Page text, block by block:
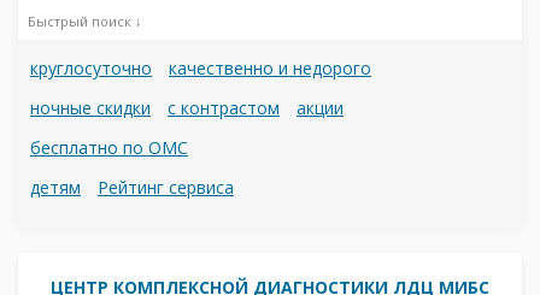
Быстрый поиск ↓
круглосуточно
качественно и недорого
ночные скидки
с контрастом
акции
бесплатно по ОМС
детям
Рейтинг сервиса
ЦЕНТР КОМПЛЕКСНОЙ ДИАГНОСТИКИ ЛДЦ МИБС